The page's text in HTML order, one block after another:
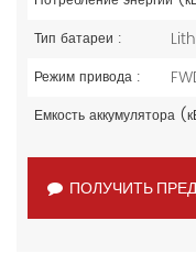
Тип батареи :
Режим привода :
Емкость аккумулятора
ПОЛУЧИТЬ